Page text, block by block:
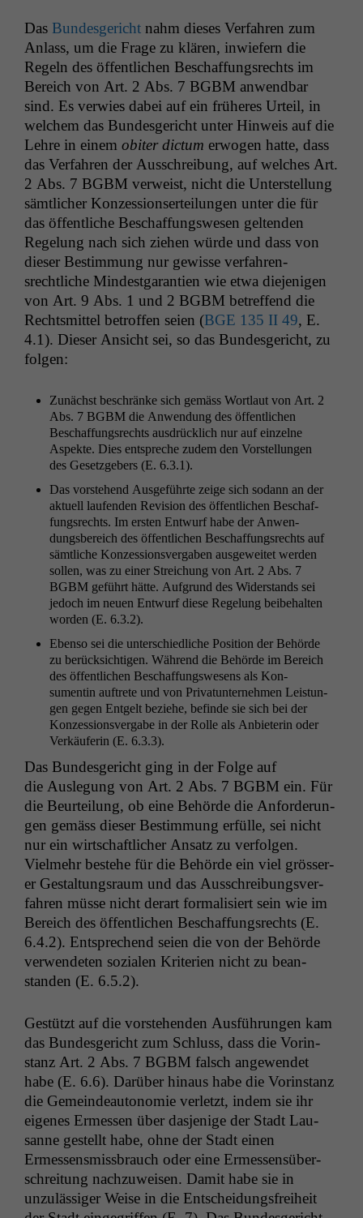
Das Bun­des­gericht nahm dieses Ver­fahren zum
Anlass, um die Frage zu klären, inwiefern die
Regeln des öffentlichen Beschaf­fungsrechts im
Bere­ich von Art. 2 Abs. 7 BGBM anwend­bar
sind. Es ver­wies dabei auf ein früheres Urteil, in
welchem das Bun­des­gericht unter Hin­weis auf die
Lehre in einem obiter dic­tum erwogen hat­te, dass
das Ver­fahren der Auss­chrei­bung, auf welch­es Art.
2 Abs. 7 BGBM ver­weist, nicht die Unter­stel­lung
sämtlich­er Konzes­sion­serteilun­gen unter die für
das öffentliche Beschaf­fungswe­sen gel­tenden
Regelung nach sich ziehen würde und dass von
dieser Bes­tim­mung nur gewisse ver­fahren­
srechtliche Min­dest­garantien wie etwa diejeni­gen
von Art. 9 Abs. 1 und 2 BGBM betr­e­f­fend die
Rechtsmit­tel betrof­fen seien (BGE 135 II 49, E.
4.1). Dieser Ansicht sei, so das Bun­des­gericht, zu
folgen:
Zunächst beschränke sich gemäss Wort­laut von Art. 2
Abs. 7 BGBM die Anwen­dung des öffentlichen
Beschaf­fungsrechts aus­drück­lich nur auf einzelne
Aspek­te. Dies entspreche zudem den Vorstel­lun­gen
des Geset­zge­bers (E. 6.3.1).
Das vorste­hend Aus­ge­führte zeige sich sodann an der
aktuell laufend­en Revi­sion des öffentlichen Beschaf­
fungsrechts. Im ersten Entwurf habe der Anwen­
dungs­bere­ich des öffentlichen Beschaf­fungsrechts auf
sämtliche Konzes­sionsver­gaben aus­geweit­et wer­den
sollen, was zu ein­er Stre­ichung von Art. 2 Abs. 7
BGBM geführt hätte. Auf­grund des Wider­stands sei
jedoch im neuen Entwurf diese Regelung beibehal­ten
wor­den (E. 6.3.2).
Eben­so sei die unter­schiedliche Posi­tion der Behörde
zu berück­sichti­gen. Während die Behörde im Bere­ich
des öffentlichen Beschaf­fungswe­sens als Kon­
sumentin auftrete und von Pri­vatun­ternehmen Leis­tun­
gen gegen Ent­gelt beziehe, befinde sie sich bei der
Konzes­sionsver­gabe in der Rolle als Anbi­eterin oder
Verkäuferin (E. 6.3.3).
Das Bun­des­gericht ging in der Folge auf
die Ausle­gung von Art. 2 Abs. 7 BGBM ein. Für
die Beurteilung, ob eine Behörde die Anforderun­
gen gemäss dieser Bes­tim­mung erfülle, sei nicht
nur ein wirtschaftlich­er Ansatz zu ver­fol­gen.
Vielmehr beste­he für die Behörde ein viel grösser­
er Gestal­tungsraum und das Auss­chrei­bungsver­
fahren müsse nicht der­art for­mal­isiert sein wie im
Bere­ich des öffentlichen Beschaf­fungsrechts (E.
6.4.2). Entsprechend seien die von der Behörde
ver­wen­de­ten sozialen Kri­te­rien nicht zu bean­
standen (E. 6.5.2).
Gestützt auf die vorste­hen­den Aus­führun­gen kam
das Bun­des­gericht zum Schluss, dass die Vorin­
stanz Art. 2 Abs. 7 BGBM falsch angewen­det
habe (E. 6.6). Darüber hin­aus habe die Vorin­stanz
die Gemein­deau­tonomie ver­let­zt, indem sie ihr
eigenes Ermessen über das­jenige der Stadt Lau­
sanne gestellt habe, ohne der Stadt einen
Ermessens­miss­brauch oder eine Ermessen­süber­
schre­itung nachzuweisen. Damit habe sie in
unzuläs­siger Weise in die Entschei­dungs­frei­heit